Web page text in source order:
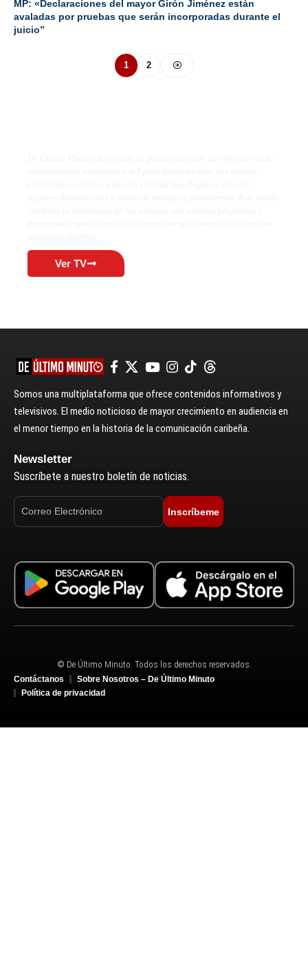
MP: «Declaraciones del mayor Girón Jiménez están
avaladas por pruebas que serán incorporadas durante el
juicio”
1 2
Ver TV
Somos una multiplataforma que ofrece contenidos informativos y
televisivos. El medio noticioso de mayor crecimiento en audiencia en
el menor tiempo en la historia de la comunicación caribeña.
Newsletter
Suscríbete a nuestro boletín de noticias.
Inscríbeme
© De Último Minuto. Todos los derechos reservados.
Contáctanos
Sobre Nosotros – De Último Minuto
Política de privacidad